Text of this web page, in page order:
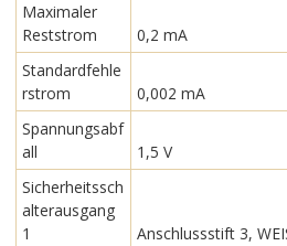
Maximaler
Reststrom
0,2 mA
Standardfehle
rstrom
0,002 mA
Spannungsabf
all
1,5 V
Sicherheitssch
alterausgang
1
Anschlussstift 3,